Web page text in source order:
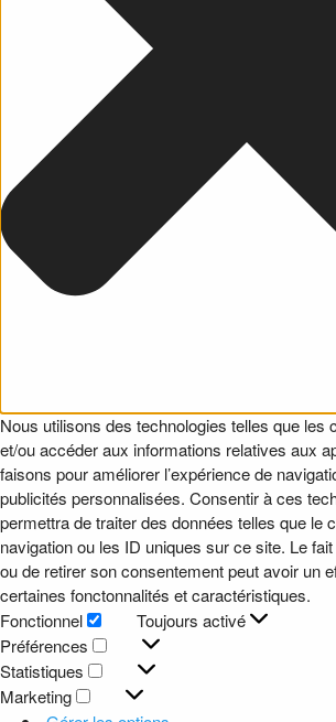
Nous utilisons des technologies telles que les
et/ou accéder aux informations relatives aux
faisons pour améliorer l’expérience de
publicités personnalisées. Consentir à ces
permettra de traiter des données telles que le
navigation ou les ID uniques sur ce site. Le
ou de retirer son consentement peut avoir un
certaines fonctonnalités et caractéristiques.
Fonctionnel
Fonctionnel
Toujours activé
Préférences
Préférences
Statistiques
Statistiques
Marketing
Marketing